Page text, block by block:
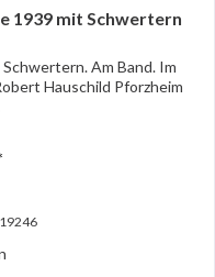
1939 mit Schwertern
Am Band. Im
Hauschild Pforzheim